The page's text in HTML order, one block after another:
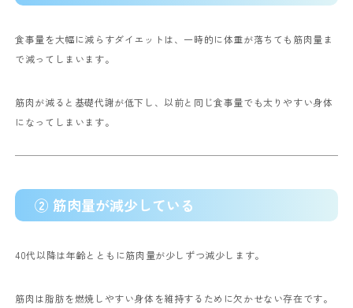
食事量を大幅に減らすダイエットは、一時的に体重が落ちても筋肉量ま
で減ってしまいます。
筋肉が減ると基礎代謝が低下し、以前と同じ食事量でも太りやすい身体
になってしまいます。
② 筋肉量が減少している
40代以降は年齢とともに筋肉量が少しずつ減少します。
筋肉は脂肪を燃焼しやすい身体を維持するために欠かせない存在です。